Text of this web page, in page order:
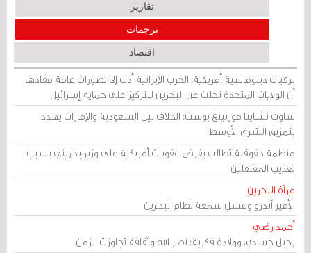
تقارير
ترجمات
اقتصاد
برقيات دبلوماسية أمريكية: الحرب الإيرانية أدت إلى تصورات عامة مفادها
أن الولايات المتحدة تخلت عن البحرين للتركيز على حماية إسرائيل
ساوث تشاينا مورنينغ بوست: الخلاف بين السعودية والإمارات يهدد
بتمزيق الشرق الأوسط
منظمة حقوقية تطالب بفرض عقوبات أمريكية على وزير بحريني بسبب
تعذيب المعتقلين
مرآة البحرين
الأمير أندرو وغسل سمعة نظام البحرين
أحمد رضي
رحيل جسدي، وولادة فكرية: نصر الله وثقافة تجاوزت الزمن